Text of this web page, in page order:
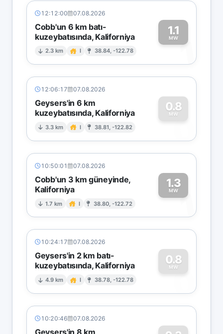
12:12:00 07.08.2026
Cobb'un 6 km batı-
kuzeybatısında, Kaliforniya
2.3 km I 38.84, -122.78
1.1
MW1
12:06:17 07.08.2026
Geysers'in 6 km
kuzeybatısında, Kaliforniya
3.3 km I 38.81, -122.82
0.8
MW
0
10:50:01 07.08.2026
Cobb'un 3 km güneyinde,
Kaliforniya
1.7 km I 38.80, -122.72
1.3
MW1
10:24:17 07.08.2026
Geysers'in 2 km batı-
kuzeybatısında, Kaliforniya
4.9 km I 38.78, -122.78
0.8
MW
0
10:20:46 07.08.2026
Geysers'in 8 km